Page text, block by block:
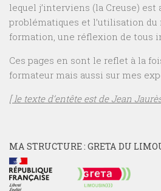
lequel j’interviens (la Creuse)
problématiques et l’utilisation du
formation, une réflexion de tous
Ces pages en sont le reflet à la
formateur mais aussi sur mes
[ le texte d’entête est de Jean
MA STRUCTURE : GRETA DU